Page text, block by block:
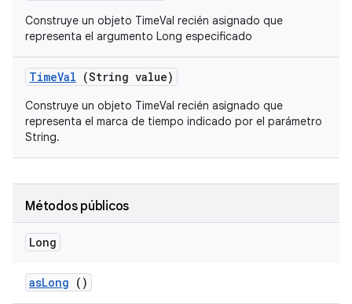
Construye un objeto TimeVal recién asignado que
representa el argumento Long especificado
TimeVal (String value)
Construye un objeto TimeVal recién asignado que
representa el marca de tiempo indicado por el parámetro
String.
Métodos públicos
Long
asLong ()